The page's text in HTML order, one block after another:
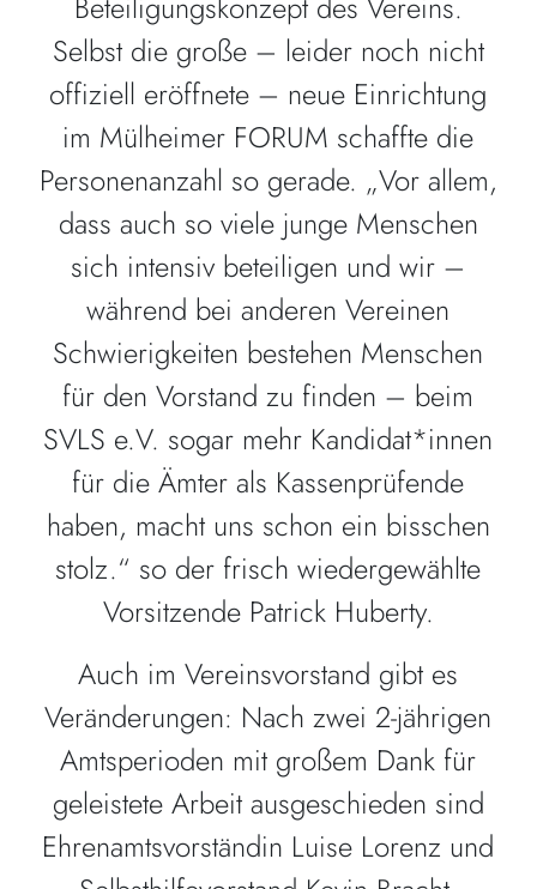
Selbst die große – leider noch nicht
offiziell eröffnete – neue Einrichtung
im Mülheimer FORUM schaffte die
Personenanzahl so gerade. „Vor allem,
dass auch so viele junge Menschen
sich intensiv beteiligen und wir –
während bei anderen Vereinen
Schwierigkeiten bestehen Menschen
für den Vorstand zu finden – beim
SVLS e.V. sogar mehr Kandidat*innen
für die Ämter als Kassenprüfende
haben, macht uns schon ein bisschen
stolz.“ so der frisch wiedergewählte
Vorsitzende Patrick Huberty.
Auch im Vereinsvorstand gibt es
Veränderungen: Nach zwei 2-jährigen
Amtsperioden mit großem Dank für
geleistete Arbeit ausgeschieden sind
Ehrenamtsvorständin Luise Lorenz und